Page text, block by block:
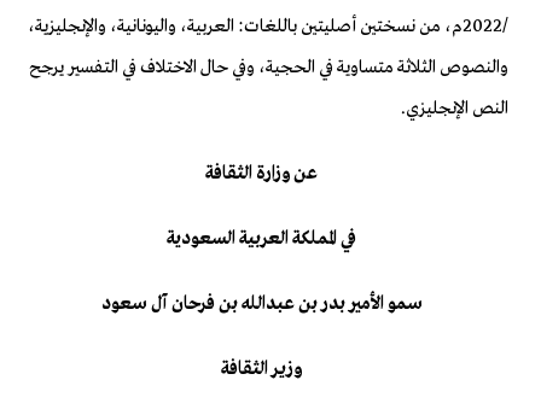
/2022م، من نسختين أصليتين باللغات: العربية، واليونانية، والإنجليزية،
والنصوص الثلاثة متساوية في الحجية، وفي حال الاختلاف في التفسير يرجح
النص الإنجليزي.
عن وزارة الثقافة
في المملكة العربية السعودية
سمو الأمير بدر بن عبدالله بن فرحان آل سعود
وزير الثقافة